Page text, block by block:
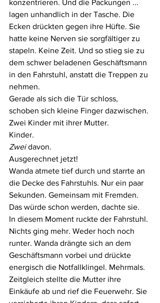
konzentrieren. Und die Packungen ...
lagen unhandlich in der Tasche. Die
Ecken drückten gegen ihre Hüfte. Sie
hatte keine Nerven sie sorgfältiger zu
stapeln. Keine Zeit. Und so stieg sie zu
dem schwer beladenen Geschäftsmann
in den Fahrstuhl, anstatt die Treppen zu
nehmen.
Gerade als sich die Tür schloss,
schoben sich kleine Finger dazwischen.
Zwei Kinder mit ihrer Mutter.
Kinder.
Zwei davon.
Ausgerechnet jetzt!
Wanda atmete tief durch und starrte an
die Decke des Fahrstuhls. Nur ein paar
Sekunden. Gemeinsam mit Fremden.
Das würde schon werden, dachte sie.
In diesem Moment ruckte der Fahrstuhl.
Nichts ging mehr. Weder hoch noch
runter. Wanda drängte sich an dem
Geschäftsmann vorbei und drückte
energisch die Notfallklingel. Mehrmals.
Zeitgleich stellte die Mutter ihre
Einkäufe ab und rief die Feuerwehr. Sie